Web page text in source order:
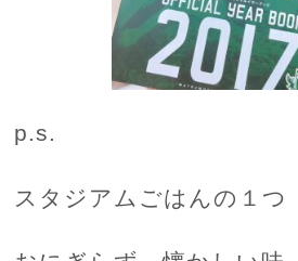
p.s.
スタジアムごはんの１つ